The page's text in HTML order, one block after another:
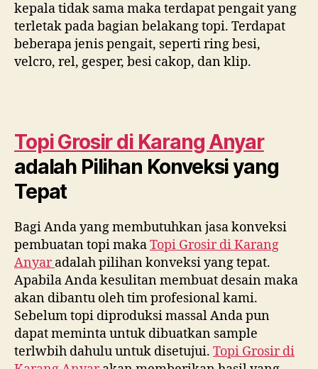
kepala tidak sama maka terdapat pengait yang
terletak pada bagian belakang topi. Terdapat
beberapa jenis pengait, seperti ring besi,
velcro, rel, gesper, besi cakop, dan klip.
Topi Grosir di Karang Anyar
adalah Pilihan Konveksi yang
Tepat
Bagi Anda yang membutuhkan jasa konveksi
pembuatan topi makaTopi Grosir diKarang
Anyar adalah pilihan konveksi yang tepat.
Apabila Anda kesulitan membuat desain maka
akan dibantu oleh tim profesional kami.
Sebelum topi diproduksi massal Anda pun
dapat meminta untuk dibuatkan sample
terlwbih dahulu untuk disetujui. Topi Grosir di